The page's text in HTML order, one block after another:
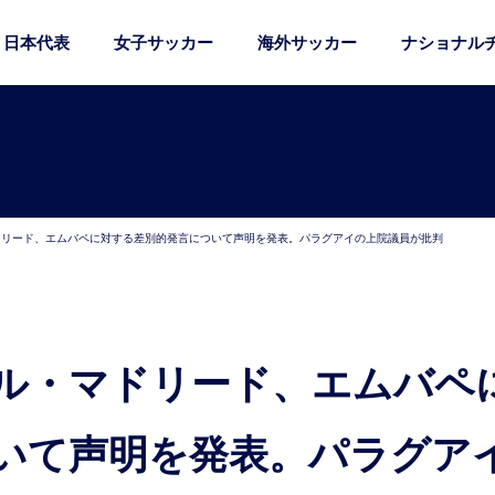
日本代表 女子サッカー 海外サッカー ナショナル
ード、エムバペに対する差別的発言について声明を発表。パラグアイの上院議員が批判
て声明を発表。パラグア